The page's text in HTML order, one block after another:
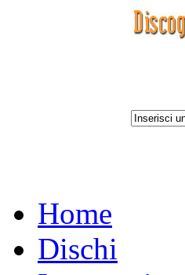
Home
Dischi